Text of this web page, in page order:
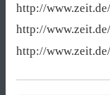
http://
http://
http://